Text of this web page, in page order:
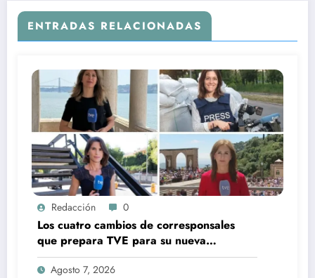
ENTRADAS RELACIONADAS
Redacción 0
Los cuatro cambios de corresponsales
que prepara TVE para su nueva
temporada
Agosto 7, 2026